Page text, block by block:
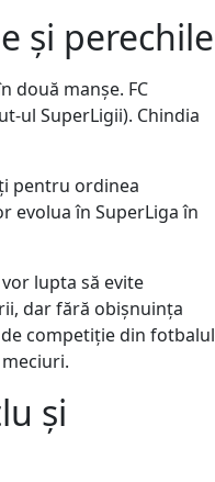
și perechile
două manșe. FC
ul SuperLigii). Chindia
pentru ordinea
evolua în SuperLiga în
lupta să evite
dar fără obișnuința
competiție din fotbalul
și